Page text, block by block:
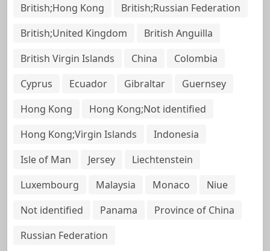
British;Hong Kong
British;Russian Federation
British;United Kingdom
British Anguilla
British Virgin Islands
China
Colombia
Cyprus
Ecuador Gibraltar
Guernsey
Hong Kong
Hong Kong;Not identified
Hong Kong;Virgin Islands
Indonesia
Isle of Man
Jersey
Liechtenstein
Luxembourg
Malaysia Monaco
Niue
Not identified
Panama
Province of China
Russian Federation